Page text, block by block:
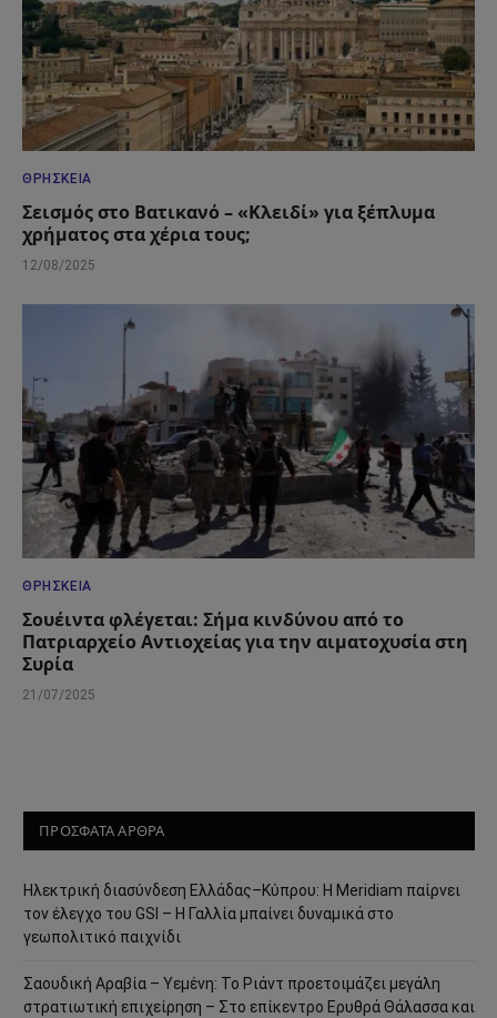
ΘΡΗΣΚΕΊΑ
Σεισμός στο Βατικανό – «Κλειδί» για ξέπλυμα
χρήματος στα χέρια τους;
12/08/2025
ΘΡΗΣΚΕΊΑ
Σουέιντα φλέγεται: Σήμα κινδύνου από το
Πατριαρχείο Αντιοχείας για την αιματοχυσία στη
Συρία
21/07/2025
ΠΡΟΣΦΑΤΑ ΑΡΘΡΑ
Ηλεκτρική διασύνδεση Ελλάδας–Κύπρου: Η Meridiam παίρνει
τον έλεγχο του GSI – Η Γαλλία μπαίνει δυναμικά στο
γεωπολιτικό παιχνίδι
Σαουδική Αραβία – Υεμένη: Το Ριάντ προετοιμάζει μεγάλη
στρατιωτική επιχείρηση – Στο επίκεντρο Ερυθρά Θάλασσα και